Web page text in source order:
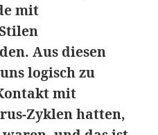
mit
Aus diesen
logisch zu
mit
Zyklen hatten,